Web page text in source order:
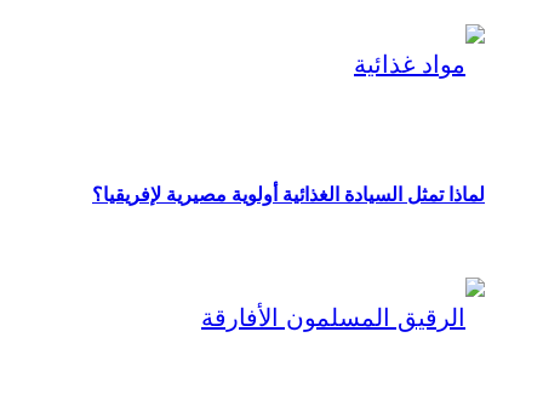
لماذا تمثل السيادة الغذائية أولوية مصيرية لإفريقيا؟